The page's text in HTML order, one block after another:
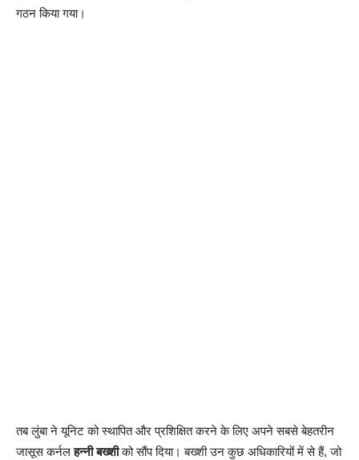
गठन किया गया।
तब लुंबा ने यूनिट को स्थापित और प्रशिक्षित करने के लिए अपने सबसे बेहतरीन
जासूस कर्नलहन्नी बख्शीको सौंप दिया। बख्शी उन कुछ अधिकारियों में से हैं, जो